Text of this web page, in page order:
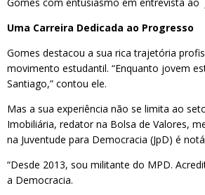
Uma Carreira Dedicada ao Progresso
Gomes destacou a sua rica trajetória
movimento estudantil. “Enquanto jovem
Santiago,” contou ele.
Mas a sua experiência não se limita ao
Imobiliária, redator na Bolsa de Valores,
na Juventude para Democracia (JpD) é
“Desde 2013, sou militante do MPD.
a Democracia.